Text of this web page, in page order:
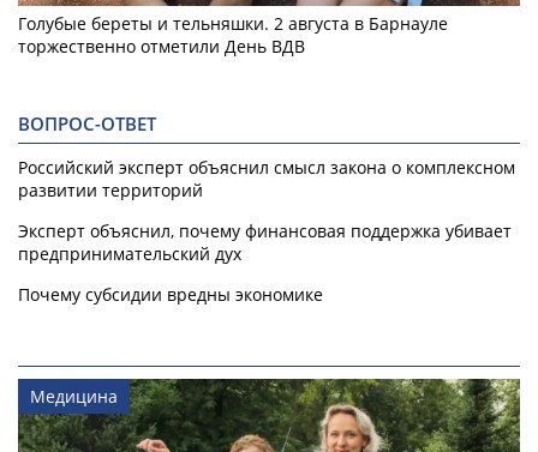
Голубые береты и тельняшки. 2 августа в Барнауле
торжественно отметили День ВДВ
ВОПРОС-ОТВЕТ
Российский эксперт объяснил смысл закона о комплексном
развитии территорий
Эксперт объяснил, почему финансовая поддержка убивает
предпринимательский дух
Почему субсидии вредны экономике
Медицина